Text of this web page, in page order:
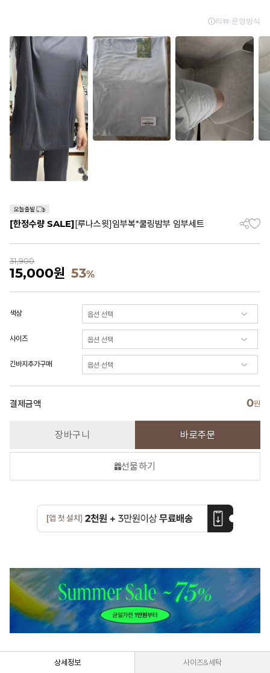
[한정수량 SALE][루나스윗]임부복*쿨링밤부 임부세트
31,900
15,000원 53%
색상
사이즈
긴바지추가구매
결제금액 0원
장바구니 바로주문
선물하기
상세정보 사이즈&세탁